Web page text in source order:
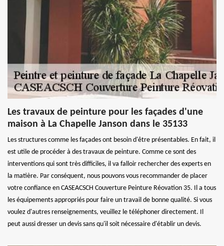
Les travaux de peinture pour les façades d'une
maison à La Chapelle Janson dans le 35133
Les structures comme les façades ont besoin d'être présentables. En fait, il
est utile de procéder à des travaux de peinture. Comme ce sont des
interventions qui sont très difficiles, il va falloir rechercher des experts en
la matière. Par conséquent, nous pouvons vous recommander de placer
votre confiance en CASEACSCH Couverture Peinture Réovation 35. Il a tous
les équipements appropriés pour faire un travail de bonne qualité. Si vous
voulez d'autres renseignements, veuillez le téléphoner directement. Il
peut aussi dresser un devis sans qu'il soit nécessaire d'établir un devis.